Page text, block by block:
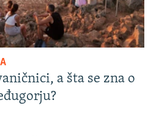
a šta se zna o